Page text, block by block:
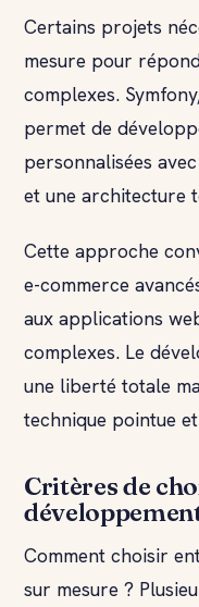
Certains projets
mesure pour
complexes.
permet de
personnalisées
et une architecture
Cette approche
e-commerce
aux applications
complexes. Le
une liberté totale
technique pointue
Critères de
Comment choisir
sur mesure ?